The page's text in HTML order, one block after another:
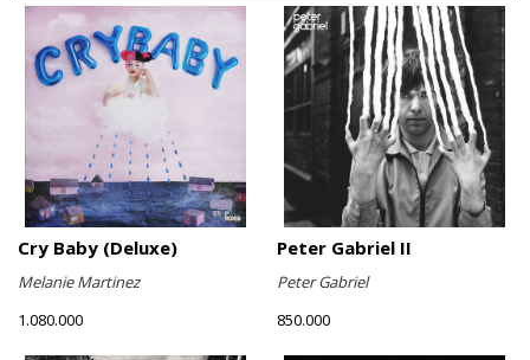
Cry Baby (Deluxe)
Melanie Martinez
1.080.000
Peter Gabriel II
Peter Gabriel
850.000